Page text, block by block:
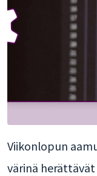
Viikonlopun
värinä